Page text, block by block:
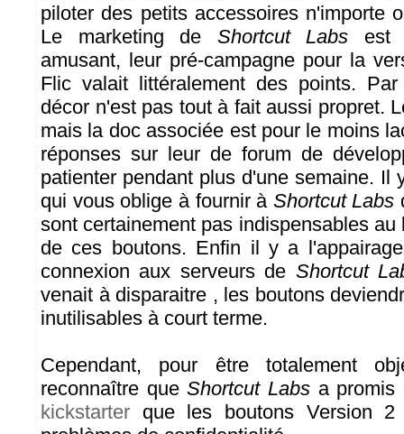
piloter des petits accessoires n'importe
Le marketing de Shortcut Labs est
amusant, leur pré-campagne pour la
Flic valait littéralement des points.
décor n'est pas tout à fait aussi propret.
mais la doc associée est pour le moins
réponses sur leur de forum de
patienter pendant plus d'une semaine. Il
qui vous oblige à fournir à Shortcut Labs
sont certainement pas indispensables au
de ces boutons. Enfin il y a
connexion aux serveurs de Shortcut
venait à disparaitre , les boutons
inutilisables à court terme.
Cependant, pour être totalement
reconnaître queShortcut Labsa promis
kickstarter que les boutons Version 2